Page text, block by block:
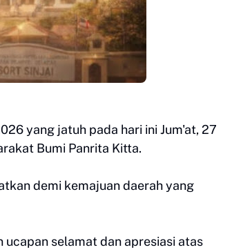
yang jatuh pada hari ini Jum'at, 27
Bumi Panrita Kitta.
demi kemajuan daerah yang
ucapan selamat dan apresiasi atas